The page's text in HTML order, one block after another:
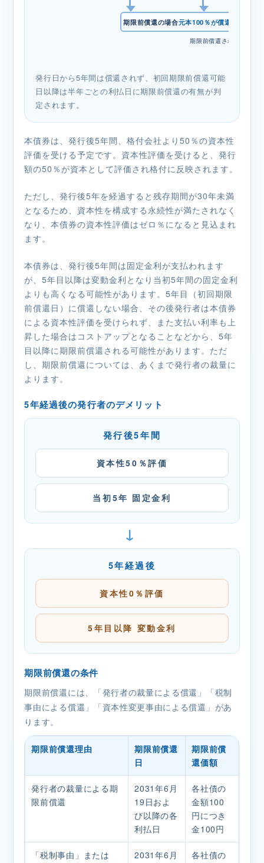
期限前償還の場合元本100％が償還されます
期限前償還されなかった
発行日から5年間は償還されず、初回期限前償還可能
日以降は半年ごとの利払日に期限前償還の有無が判
定されます。
本債券は、発行後5年間、格付会社より50％の資本性
評価を受ける予定です。資本性評価を受けると、発行
額の50％が資本として評価され格付に反映されます。
ただし、発行後5年を経過すると残存期間が30年未満
となるため、資本性を構成する永続性が満たされなく
なり、本債券の資本性評価はゼロ％になると見込まれ
ます。
本債券は、発行後5年間は固定金利が支払われます
が、5年目以降は変動金利となり当初5年間の固定金利
よりも高くなる可能性があります。5年目（初回期限
前償還日）に償還しない場合、その後発行者は本債券
による資本性評価を受けられず、また支払い利率も上
昇した場合はコストアップとなることなどから、5年
目以降に期限前償還される可能性があります。ただ
し、期限前償還については、あくまで発行者の裁量に
よります。
5年経過後の発行者のデメリット
発行後5年間
資本性50％評価
当初5年 固定金利
→
5年経過後
資本性0％評価
5年目以降 変動金利
期限前償還の条件
期限前償還には、「発行者の裁量による償還」「税制
事由による償還」「資本性変更事由による償還」があ
ります。
期限前償還理由
期限前償還
日
期限前償
還価額
発行者の裁量による期
限前償還
2031年6月
19日およ
び以降の各
利払日
各社債の
金額100
円につき
金100円
「税制事由」または
2031年6月
各社債の